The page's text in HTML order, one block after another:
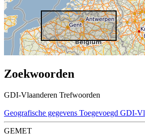
Zoekwoorden
GDI-Vlaanderen Trefwoorden
Geografische gegevens Toegevoegd GDI-Vl
GEMET